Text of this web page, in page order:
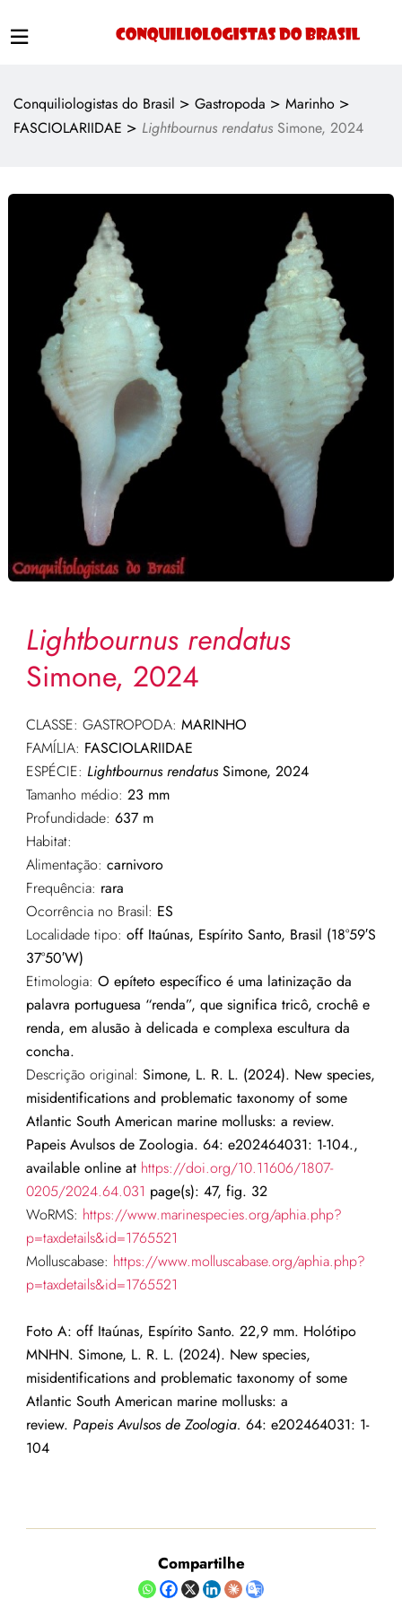
Conquiliologistas do Brasil > Gastropoda > Marinho >
FASCIOLARIIDAE > Lightbournus rendatus Simone, 2024
Lightbournus rendatus
Simone, 2024
CLASSE: GASTROPODA: MARINHO
FAMÍLIA: FASCIOLARIIDAE
ESPÉCIE: Lightbournus rendatusSimone, 2024
Tamanho médio: 23 mm
Profundidade: 637 m
Habitat:
Alimentação: carnivoro
Frequência: rara
Ocorrência no Brasil: ES
Localidade tipo: off Itaúnas, Espírito Santo, Brasil (18°59′S
37°50′W)
Etimologia: O epíteto específico é uma latinização da
palavra portuguesa “renda”, que significa tricô, crochê e
renda, em alusão à delicada e complexa escultura da
concha.
Descrição original: Simone, L. R. L. (2024). New species,
misidentifications and problematic taxonomy of some
Atlantic South American marine mollusks: a review.
Papeis Avulsos de Zoologia. 64: e202464031: 1-104.,
available online at https://doi.org/10.11606/1807-
0205/2024.64.031 page(s): 47, fig. 32
WoRMS: https://www.marinespecies.org/aphia.php?
p=taxdetails&id=1765521
Molluscabase: https://www.molluscabase.org/aphia.php?
p=taxdetails&id=1765521
Foto A: off Itaúnas, Espírito Santo. 22,9 mm. Holótipo
MNHN. Simone, L. R. L. (2024). New species,
misidentifications and problematic taxonomy of some
Atlantic South American marine mollusks: a
review. Papeis Avulsos de Zoologia. 64: e202464031: 1-
104
Compartilhe